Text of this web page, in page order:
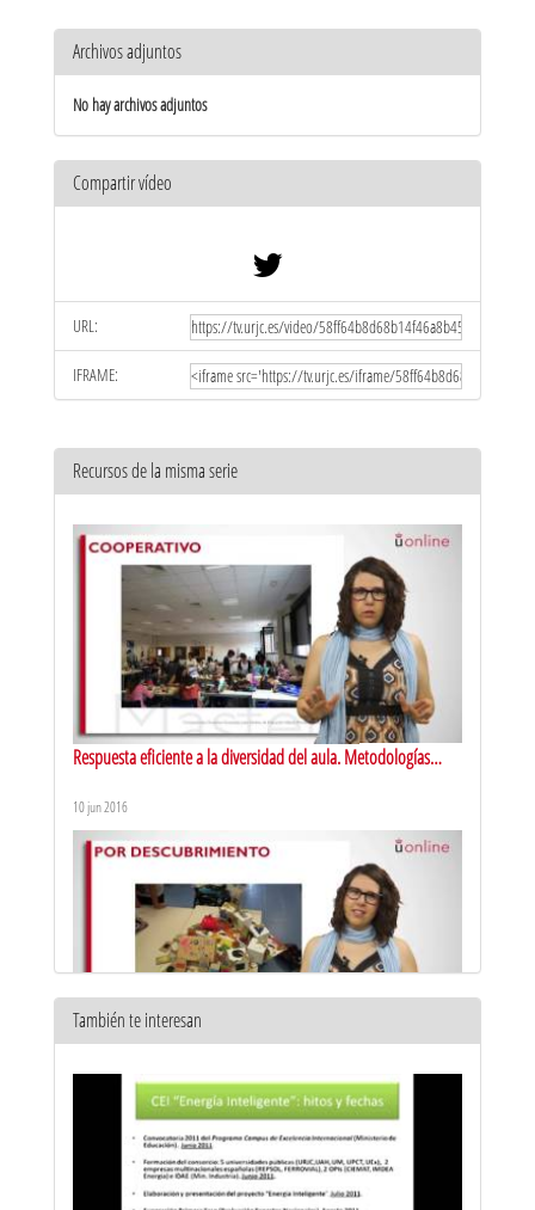
Archivos adjuntos
No hay archivos adjuntos
Compartir vídeo
URL:
IFRAME:
Recursos de la misma serie
Respuesta eficiente a la diversidad del aula. Metodologías
10 jun 2016
activas de aprendizaje: aprendizaje por descubrimiento
También te interesan